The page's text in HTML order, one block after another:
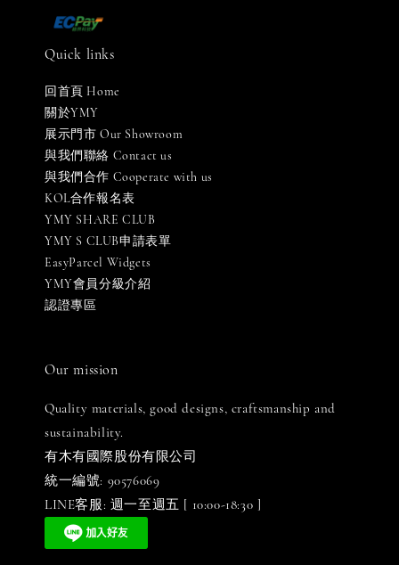
Quick links
回首頁 Home
關於YMY
展示門市 Our Showroom
與我們聯絡 Contact us
與我們合作 Cooperate with us
KOL合作報名表
YMY SHARE CLUB
YMY S CLUB申請表單
EasyParcel Widgets
YMY會員分級介紹
認證專區
Our mission
Quality materials, good designs, craftsmanship and
sustainability.
有木有國際股份有限公司
統一編號: 90576069
LINE客服: 週一至週五 [ 10:00-18:30 ]